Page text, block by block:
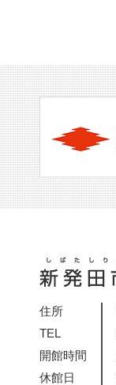
住所
TEL
開館時間
休館日